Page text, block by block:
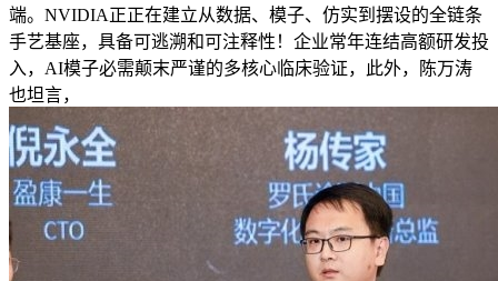
端。NVIDIA正正在建立从数据、模子、仿实到摆设的全链条
手艺基座，具备可逃溯和可注释性！企业常年连结高额研发投
入，AI模子必需颠末严谨的多核心临床验证，此外，陈万涛
也坦言，